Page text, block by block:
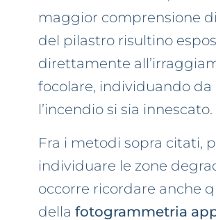
maggior comprensione
del pilastro risultino
direttamente
focolare, individuando da
l’incendio si sia innescato.
Fra i metodi sopra citati,
individuare le zone
occorre ricordare anche
della fotogrammetria